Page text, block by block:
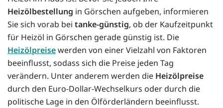
Heizölbestellung in Görschen aufgeben, informieren
Sie sich vorab bei tanke-günstig, ob der Kaufzeitpunkt
für Heizöl in Görschen gerade günstig ist. Die
Heizölpreisewerden von einer Vielzahl von Faktoren
beeinflusst, sodass sich die Preise jeden Tag
verändern. Unter anderem werden die Heizölpreise
durch den Euro-Dollar-Wechselkurs oder durch die
politische Lage in den Ölförderländern beeinflusst.